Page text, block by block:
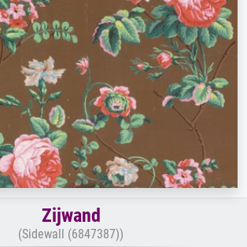
Zijwand
(Sidewall (6847387))